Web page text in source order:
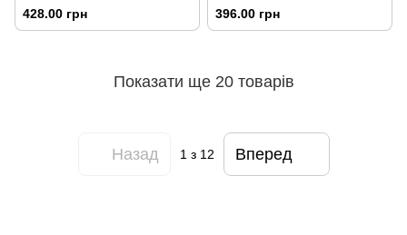
L=152мм
428.00 грн 396.00 грн
Показати ще 20 товарів
Назад 1з 12 Вперед